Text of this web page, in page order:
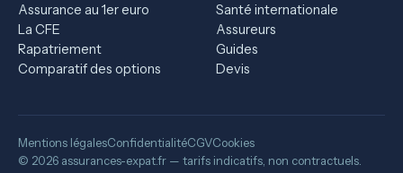
Assurance au 1er euro
La CFE
Rapatriement
Comparatif des options
Santé internationale
Assureurs
Guides
Devis
Mentions légalesConfidentialitéCGVCookies
© 2026 assurances-expat.fr — tarifs indicatifs, non contractuels.